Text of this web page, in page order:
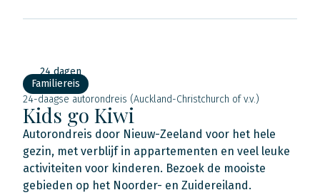
24 dagen
Familiereis
24-daagse autorondreis (Auckland-Christchurch of v.v.)
Kids go Kiwi
Autorondreis door Nieuw-Zeeland voor het hele
gezin, met verblijf in appartementen en veel leuke
activiteiten voor kinderen. Bezoek de mooiste
gebieden op het Noorder- en Zuidereiland.